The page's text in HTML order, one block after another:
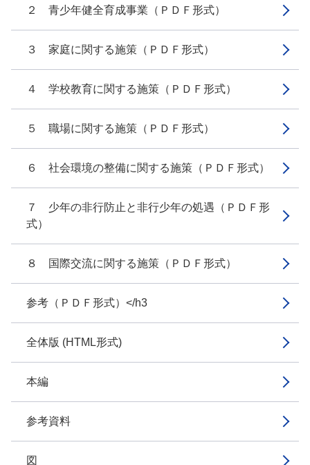
２ 青少年健全育成事業（ＰＤＦ形式）
３ 家庭に関する施策（ＰＤＦ形式）
４ 学校教育に関する施策（ＰＤＦ形式）
５ 職場に関する施策（ＰＤＦ形式）
６ 社会環境の整備に関する施策（ＰＤＦ形式）
７ 少年の非行防止と非行少年の処遇（ＰＤＦ形
式）
８ 国際交流に関する施策（ＰＤＦ形式）
参考（ＰＤＦ形式）</h3
全体版 (HTML形式)
本編
参考資料
図